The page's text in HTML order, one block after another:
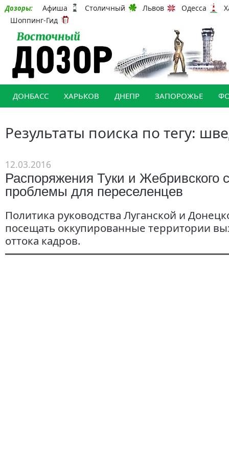
Дозоры: Афиша Столичный Львов Одесса
Шоппинг-Гид
ДОНБАСС ХАРЬКОВ ДНЕПР ЗАПОРОЖЬЕ
Результаты поиска по тегу:
12.03.2016
Распоряжения Туки и Жебривского
проблемы для переселенцев
Политика руководства Луганской и
посещать оккупированные территории
оттока кадров.